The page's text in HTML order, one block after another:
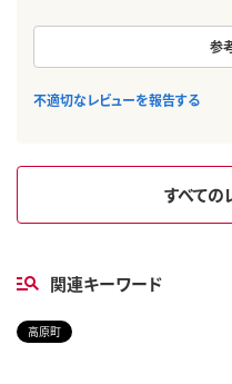
参
不適切なレビューを報告する
すべての
関連キーワード
高原町